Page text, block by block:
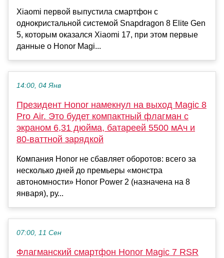
Xiaomi первой выпустила смартфон с
однокристальной системой Snapdragon 8 Elite Gen
5, которым оказался Xiaomi 17, при этом первые
данные о Honor Magi...
14:00, 04 Янв
Президент Honor намекнул на выход Magic 8
Pro Air. Это будет компактный флагман с
экраном 6,31 дюйма, батареей 5500 мАч и
80-ваттной зарядкой
Компания Honor не сбавляет оборотов: всего за
несколько дней до премьеры «монстра
автономности» Honor Power 2 (назначена на 8
января), ру...
07:00, 11 Сен
Флагманский смартфон Honor Magic 7 RSR